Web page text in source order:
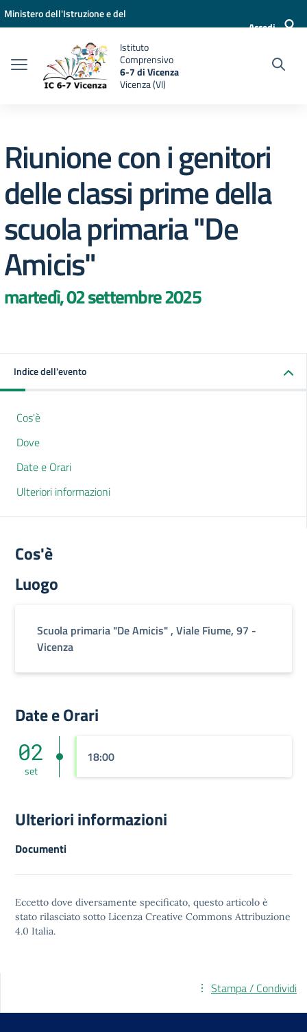
Vai ai contenuti
Vai al menu di navigazione
Vai al footer
Ministero dell'Istruzione e del
Accedi
Istituto
Comprensivo
6-7 di Vicenza
Vicenza (VI)
Riunione con i genitori
delle classi prime della
scuola primaria "De
Amicis"
martedì, 02 settembre 2025
Indice dell'evento
Cos'è
Dove
Date e Orari
Ulteriori informazioni
Cos'è
Luogo
Scuola primaria "De Amicis" , Viale Fiume, 97 -
Vicenza
Date e Orari
02
set
18:00
Ulteriori informazioni
Documenti
Eccetto dove diversamente specificato, questo articolo è
stato rilasciato sotto Licenza Creative Commons Attribuzione
4.0 Italia.
Stampa / Condividi